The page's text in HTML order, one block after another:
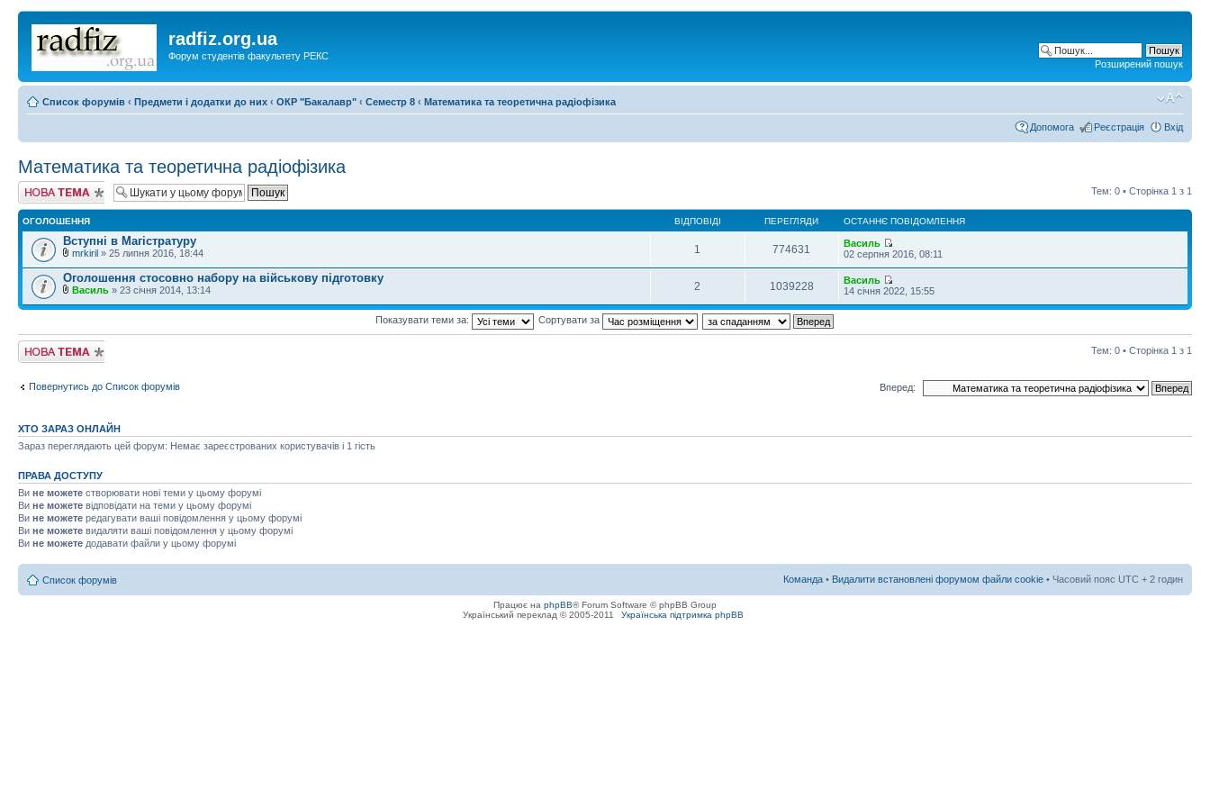
radfiz.org.ua
Форум студентів факультету РЕКС
Розширений пошук
Список форумів ‹ Предмети і додатки до них ‹ ОКР "Бакалавр" ‹ Семестр 8 ‹ Математика та теоретична радіофізика
Допомога Реєстрація Вхід
Математика та теоретична радіофізика
Створити нову
тему
Тем: 0 • Сторінка 1 з 1
ОГОЛОШЕННЯ ВІДПОВІДІ ПЕРЕГЛЯДИ ОСТАННЄ ПОВІДОМЛЕННЯ
Вступні в Магістратуру
mrkiril » 25 липня 2016, 18:44 1 774631
Василь
02 серпня 2016, 08:11
Оголошення стосовно набору на військову підготовку
Василь » 23 січня 2014, 13:14 2 1039228
Василь
14 січня 2022, 15:55
Показувати теми за: Сортувати за
Створити нову
тему
Тем: 0 • Сторінка 1 з 1
Повернутись до Список форумів Вперед:
ХТО ЗАРАЗ ОНЛАЙН
Зараз переглядають цей форум: Немає зареєстрованих користувачів і 1 гість
ПРАВА ДОСТУПУ
Ви не можете створювати нові теми у цьому форумі
Ви не можете відповідати на теми у цьому форумі
Ви не можете редагувати ваші повідомлення у цьому форумі
Ви не можете видаляти ваші повідомлення у цьому форумі
Ви не можете додавати файли у цьому форумі
Список форумів Команда • Видалити встановлені форумом файли cookie • Часовий пояс UTC + 2 годин
Працює на phpBB® Forum Software © phpBB Group
Український переклад © 2005-2011
Українська підтримка phpBB